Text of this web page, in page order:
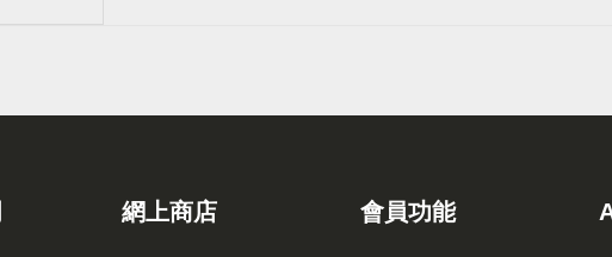
網上商店 會員功能